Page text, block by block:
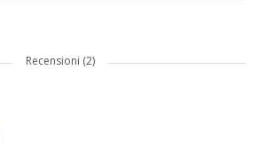
Recensioni (2)